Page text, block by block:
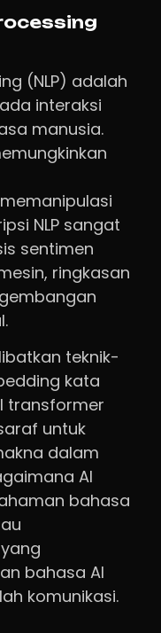
(NLP) adalah
interaksi
manusia.
NLP sangat
sentimen
ringkasan
teknik-
kata
transformer
untuk
dalam
AI
bahasa
bahasa AI
komunikasi.